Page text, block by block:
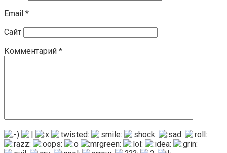
Email *
Сайт
Комментарий *